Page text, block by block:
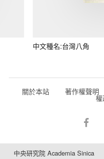
中文種名:台灣八角
關於本站 著作權聲明
中央研究院 Academia Sinica